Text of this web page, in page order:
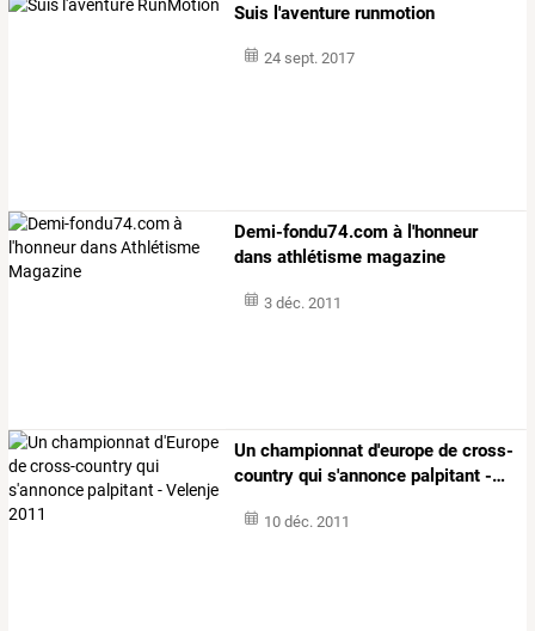
Suis l'aventure runmotion
24 sept. 2017
Demi-fondu74.com à l'honneur
dans athlétisme magazine
3 déc. 2011
Un championnat d'europe de cross-
country qui s'annonce palpitant -…
10 déc. 2011